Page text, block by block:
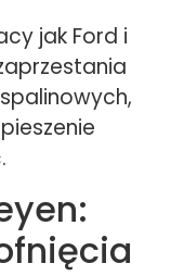
jak Ford i